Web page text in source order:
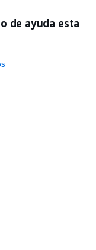
de ayuda esta